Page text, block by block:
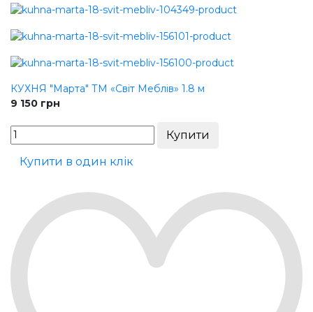
КУХНЯ "Марта" ТМ «Світ Меблів» 1.8 м
9 150 грн
Купити в один клік